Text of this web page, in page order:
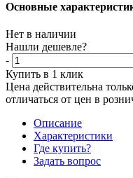
Основные
Нет в наличии
Нашли дешевле?
-
Купить в 1 клик
Цена действительна
отличаться от цен в
Описание
Характеристики
Где купить?
Задать вопрос